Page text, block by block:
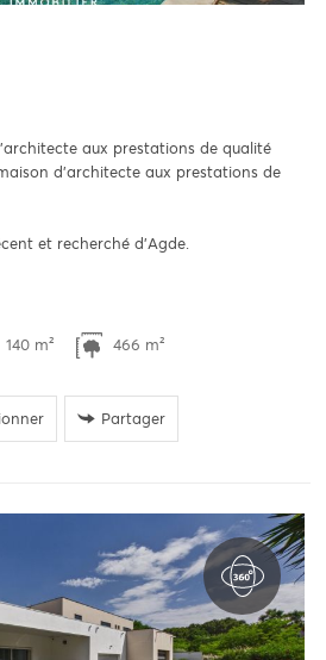
aux prestations de qualité
d'architecte aux prestations de
et recherché d'Agde.
140 m² 466 m²
Partager